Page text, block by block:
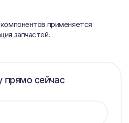
применяется
запчастей.
прямо сейчас